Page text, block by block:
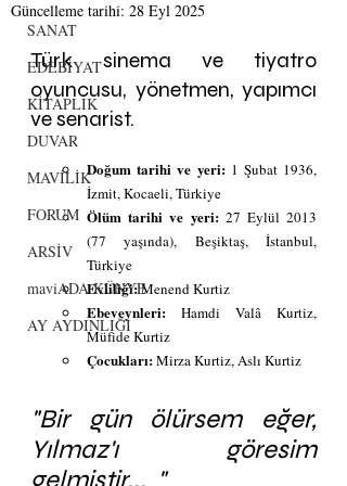
SANAT
EDEBİYAT
KİTAPLIK
DUVAR
MAVİLİK
FORUM
ARSİV
maviADA KÜNYE
AY AYDINLIĞI
Güncelleme tarihi: 28 Eyl 2025
Türk sinema ve tiyatro
oyuncusu, yönetmen, yapımcı
ve senarist.
Doğum tarihi ve yeri: 1 Şubat 1936,
İzmit, Kocaeli, Türkiye
Ölüm tarihi ve yeri: 27 Eylül 2013
(77 yaşında), Beşiktaş, İstanbul,
Türkiye
Evliliği: Menend Kurtiz
Ebeveynleri: Hamdi Valâ Kurtiz,
Müfide Kurtiz
Çocukları: Mirza Kurtiz, Aslı Kurtiz
"Bir gün ölürsem eğer,
Yılmaz'ı göresim